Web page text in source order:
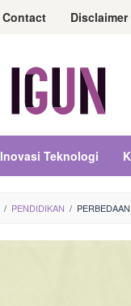
Contact Disclaimer
Inovasi Teknologi
/ PENDIDIKAN /